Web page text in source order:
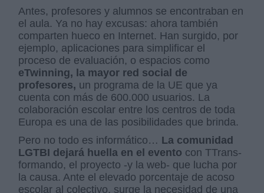
Antes, profesores y alumnos se encontraban en
el aula. Ya no hay excusas: ahora también
comparten hueco en Internet. Han surgido, por
ejemplo, aplicaciones para simplificar el
proceso de evaluación, o espacios como
eTwinning, la mayor red social de
profesores, un programa de la UE que ya
cuenta con más de 600.000 usuarios. La
colaboración escolar entre los centros de toda
Europa es una de las posibilidades que brinda.
Pero no todo es informático… La comunidad
LGTBI dejará huella en el evento con TTrans-
formando, el proyecto -y la web- que lucha por
la causa. Ante el elevado porcentaje de acoso
escolar al colectivo, surge la necesidad de una